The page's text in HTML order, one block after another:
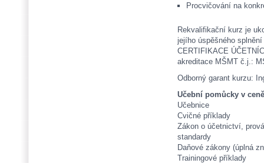
Procvičování na
Rekvalifikační kurz je
jejího úspěšného
CERTIFIKACE
akreditace MŠMT č.j.:
Odborný garant kurzu:
Učební pomůcky v
Učebnice
Cvičné příklady
Zákon o účetnictví,
standardy
Daňové zákony (úplná
Trainingové příklady